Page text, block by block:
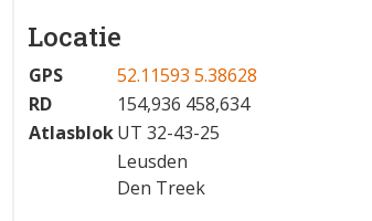
Datum & Tijd
25-04-2026 08:15
Locatie
154,936 458,634